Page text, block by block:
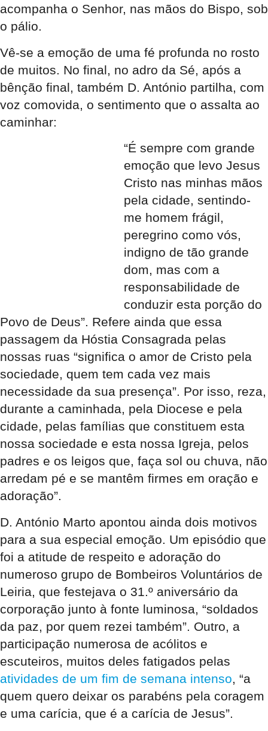
acompanha o Senhor, nas mãos do Bispo, sob
o pálio.
Vê-se a emoção de uma fé profunda no rosto
de muitos. No final, no adro da Sé, após a
bênção final, também D. António partilha, com
voz comovida, o sentimento que o assalta ao
caminhar:
“É sempre com grande
emoção que levo Jesus
Cristo nas minhas mãos
pela cidade, sentindo-
me homem frágil,
peregrino como vós,
indigno de tão grande
dom, mas com a
responsabilidade de
conduzir esta porção do
Povo de Deus”. Refere ainda que essa
passagem da Hóstia Consagrada pelas
nossas ruas “significa o amor de Cristo pela
sociedade, quem tem cada vez mais
necessidade da sua presença”. Por isso, reza,
durante a caminhada, pela Diocese e pela
cidade, pelas famílias que constituem esta
nossa sociedade e esta nossa Igreja, pelos
padres e os leigos que, faça sol ou chuva, não
arredam pé e se mantêm firmes em oração e
adoração”.
D. António Marto apontou ainda dois motivos
para a sua especial emoção. Um episódio que
foi a atitude de respeito e adoração do
numeroso grupo de Bombeiros Voluntários de
Leiria, que festejava o 31.º aniversário da
corporação junto à fonte luminosa, “soldados
da paz, por quem rezei também”. Outro, a
participação numerosa de acólitos e
escuteiros, muitos deles fatigados pelas
atividades de um fim de semana intenso , “a
quem quero deixar os parabéns pela coragem
e uma carícia, que é a carícia de Jesus”.